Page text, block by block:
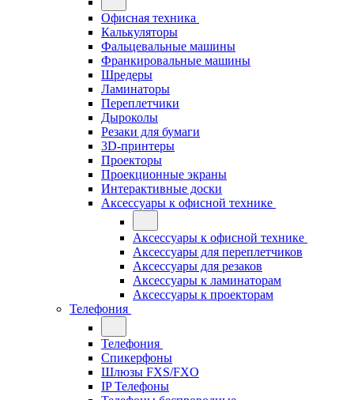
Офисная техника
Калькуляторы
Фальцевальные машины
Франкировальные машины
Шредеры
Ламинаторы
Переплетчики
Дыроколы
Резаки для бумаги
3D-принтеры
Проекторы
Проекционные экраны
Интерактивные доски
Аксессуары к офисной технике
Аксессуары к офисной технике
Аксессуары для переплетчиков
Аксессуары для резаков
Аксессуары к ламинаторам
Аксессуары к проекторам
Телефония
Телефония
Спикерфоны
Шлюзы FXS/FXO
IP Телефоны